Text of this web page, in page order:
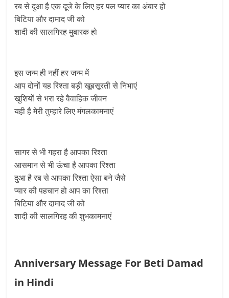
रब से दुआ है एक दूजे के लिए हर पल प्यार का अंबार हो
बिटिया और दामाद जी को
शादी की सालगिरह मुबारक हो
इस जन्म ही नहीं हर जन्म में
आप दोनों यह रिश्ता बड़ी खूबसूरती से निभाएं
खुशियों से भरा रहे वैवाहिक जीवन
यही है मेरी तुम्हारे लिए मंगलकामनाएं
सागर से भी गहरा है आपका रिश्ता
आसमान से भी ऊंचा है आपका रिश्ता
दुआ है रब से आपका रिश्ता ऐसा बने जैसे
प्यार की पहचान हो आप का रिश्ता
बिटिया और दामाद जी को
शादी की सालगिरह की शुभकामनाएं
Anniversary Message For Beti Damad
in Hindi